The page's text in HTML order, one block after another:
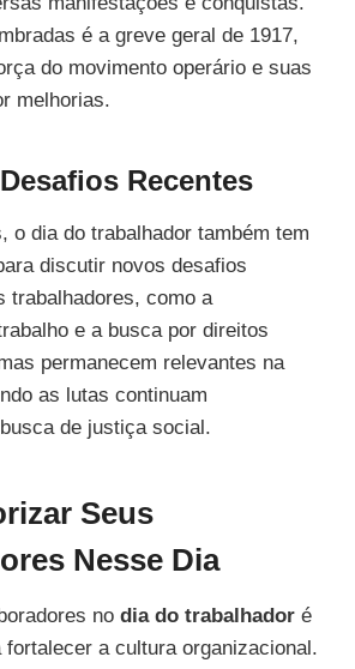
é a greve geral de 1917,
do movimento operário e suas
melhorias.
Recentes
o dia do trabalhador também tem
discutir novos desafios
trabalhadores, como a
e a busca por direitos
permanecem relevantes na
as lutas continuam
de justiça social.
Seus
Nesse Dia
no dia do trabalhador é
fortalecer a cultura organizacional.